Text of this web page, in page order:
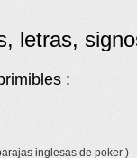
letras,
:
inglesas de poker )